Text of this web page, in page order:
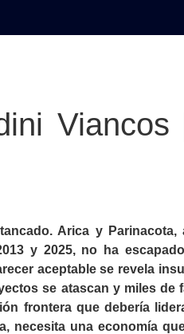
Arica y
y 2025, no ha
aceptable se revela
se atascan y miles
frontera que debería
necesita una economía